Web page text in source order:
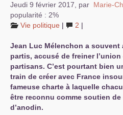
Jeudi 9 février 2017 par Marie-
popularité : 2%
Vie politique | 2 |
Jean Luc Mélenchon a souvent
partis, accusé de freiner
partisans. C’est pourtant bien
train de créer avec France
fameuse charte à laquelle
être reconnu comme soutien de
d’anodin.